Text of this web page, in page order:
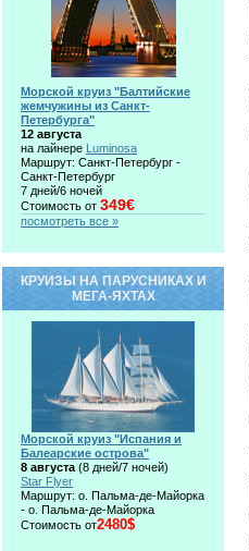
Морской круиз "Балтийские
жемчужины из Санкт-
Петербурга"
12 августа
на лайнере Luminosa
Маршрут: Санкт-Петербург -
Санкт-Петербург
7 дней/6 ночей
Стоимость от 349€
посмотреть все »
КРУИЗЫ НА ПАРУСНИКАХ И
МЕГА-ЯХТАХ
Морской круиз "Испания и
Балеарские острова"
8 августа (8 дней/7 ночей)
Star Flyer
Маршрут: о. Пальма-де-Майорка
- о. Пальма-де-Майорка
Стоимость от2480$